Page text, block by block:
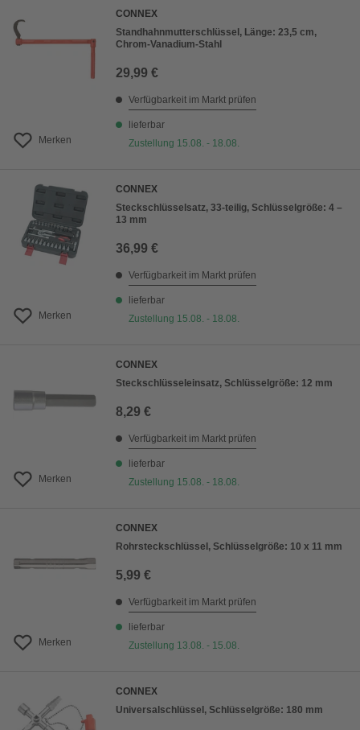
Merken
CONNEX
Standhahnmutterschlüssel, Länge: 23,5 cm,
Chrom-Vanadium-Stahl
29,99 €
Verfügbarkeit im Markt prüfen
lieferbar
Zustellung 15.08. - 18.08.
Merken
CONNEX
Steckschlüsselsatz, 33-teilig, Schlüsselgröße: 4 –
13 mm
36,99 €
Verfügbarkeit im Markt prüfen
lieferbar
Zustellung 15.08. - 18.08.
Merken
CONNEX
Steckschlüsseleinsatz, Schlüsselgröße: 12 mm
8,29 €
Verfügbarkeit im Markt prüfen
lieferbar
Zustellung 15.08. - 18.08.
Merken
CONNEX
Rohrsteckschlüssel, Schlüsselgröße: 10 x 11 mm
5,99 €
Verfügbarkeit im Markt prüfen
lieferbar
Zustellung 13.08. - 15.08.
CONNEX
Universalschlüssel, Schlüsselgröße: 180 mm